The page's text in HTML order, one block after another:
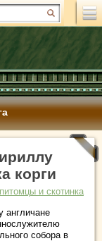
корги
и скотинка
англичане
собора в